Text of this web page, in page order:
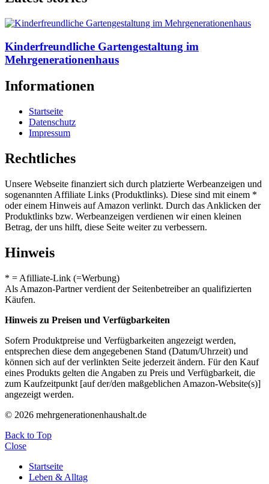
Kinderfreundliche Gartengestaltung im
Mehrgenerationenhaus
Informationen
Startseite
Datenschutz
Impressum
Rechtliches
Unsere Webseite finanziert sich durch platzierte Werbeanzeigen und
sogenannten Affiliate Links (Produktlinks). Diese sind mit einem *
oder einem Hinweis auf Amazon verlinkt. Durch das Anklicken der
Produktlinks bzw. Werbeanzeigen verdienen wir einen kleinen
Betrag, der uns hilft, diese Seite weiter zu verbessern.
Hinweis
* = Afilliate-Link (=Werbung)
Als Amazon-Partner verdient der Seitenbetreiber an qualifizierten
Käufen.
Hinweis zu Preisen und Verfügbarkeiten
Sofern Produktpreise und Verfügbarkeiten angezeigt werden,
entsprechen diese dem angegebenen Stand (Datum/Uhrzeit) und
können sich auf der verlinkten Seite jederzeit ändern. Für den Kauf
eines Produkts gelten die Angaben zu Preis und Verfügbarkeit, die
zum Kaufzeitpunkt [auf der/den maßgeblichen Amazon-Website(s)]
angezeigt werden.
© 2026 mehrgenerationenhaushalt.de
Back to Top
Close
Startseite
Leben & Alltag